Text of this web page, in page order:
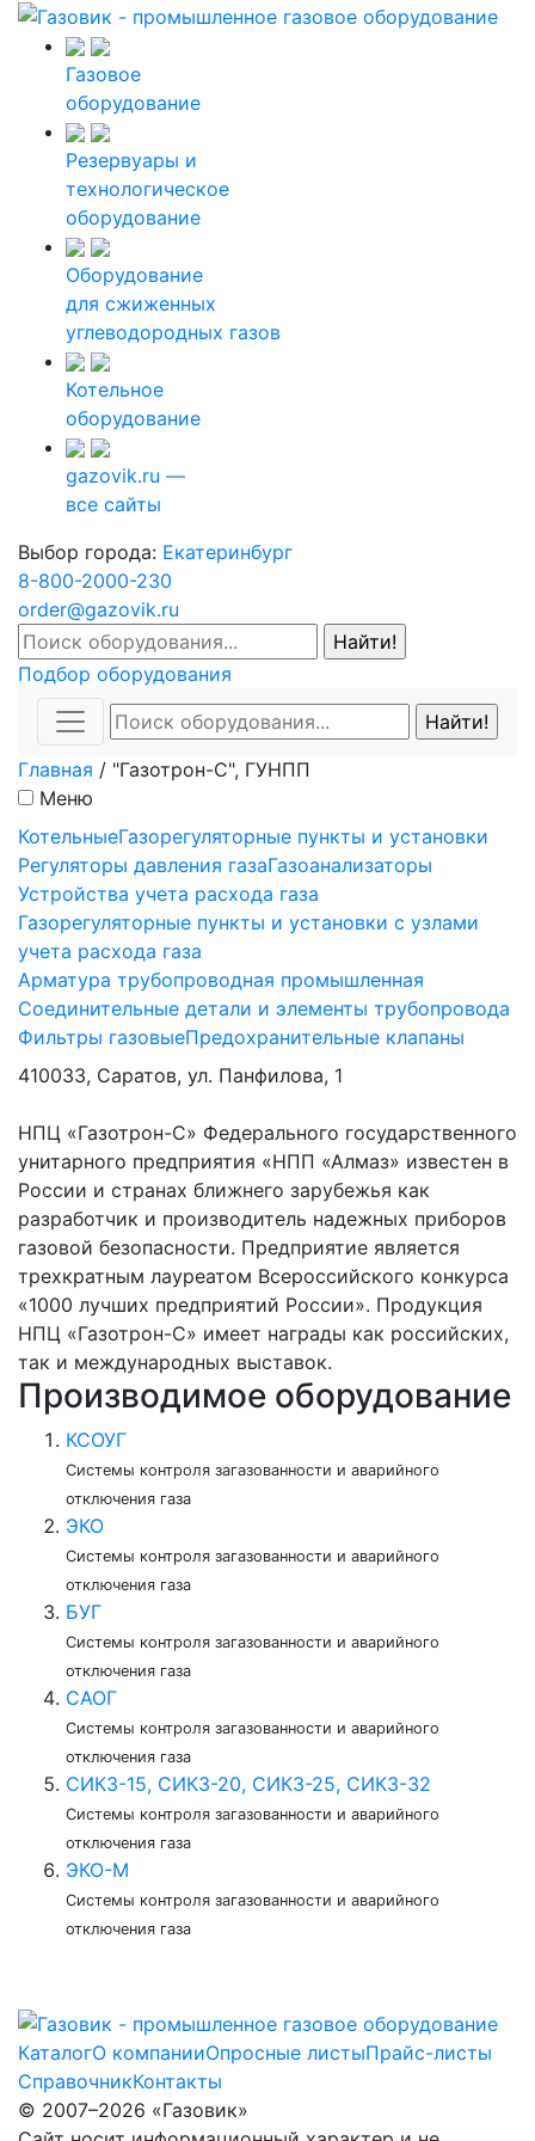
Газовое
оборудование
Резервуары и
технологическое
оборудование
Оборудование
для сжиженных
углеводородных газов
Котельное
оборудование
gazovik.ru —
все сайты
Выбор города: Екатеринбург
8-800-2000-230
order@gazovik.ru
Подбор оборудования
Главная / "Газотрон-С", ГУНПП
Меню
КотельныеГазорегуляторные пункты и установки
Регуляторы давления газаГазоанализаторы
Устройства учета расхода газа
Газорегуляторные пункты и установки с узлами
учета расхода газа
Арматура трубопроводная промышленная
Соединительные детали и элементы трубопровода
Фильтры газовыеПредохранительные клапаны
410033, Саратов, ул. Панфилова, 1
НПЦ «Газотрон-С» Федерального государственного
унитарного предприятия «НПП «Алмаз» известен в
России и странах ближнего зарубежья как
разработчик и производитель надежных приборов
газовой безопасности. Предприятие является
трехкратным лауреатом Всероссийского конкурса
«1000 лучших предприятий России». Продукция
НПЦ «Газотрон-С» имеет награды как российских,
так и международных выставок.
Производимое оборудование
КСОУГ
Системы контроля загазованности и аварийного
отключения газа
ЭКО
Системы контроля загазованности и аварийного
отключения газа
БУГ
Системы контроля загазованности и аварийного
отключения газа
САОГ
Системы контроля загазованности и аварийного
отключения газа
СИКЗ-15, СИКЗ-20, СИКЗ-25, СИКЗ-32
Системы контроля загазованности и аварийного
отключения газа
ЭКО-М
Системы контроля загазованности и аварийного
отключения газа
КаталогО компанииОпросные листыПрайс-листы
СправочникКонтакты
© 2007–2026 «Газовик»